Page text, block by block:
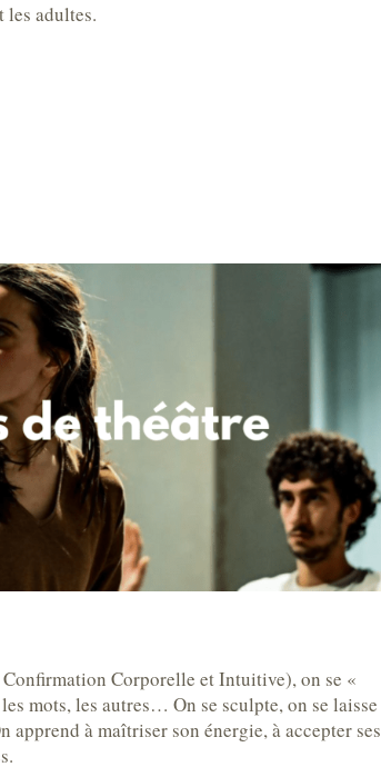
les adultes.
Corporelle et Intuitive), on se «
mots, les autres… On se sculpte, on se laisse
apprend à maîtriser son énergie, à accepter ses